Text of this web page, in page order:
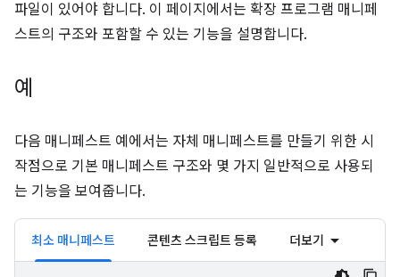
파일이 있어야 합니다. 이 페이지에서는 확장 프로그램 매니페
스트의 구조와 포함할 수 있는 기능을 설명합니다.
예
다음 매니페스트 예에서는 자체 매니페스트를 만들기 위한 시
작점으로 기본 매니페스트 구조와 몇 가지 일반적으로 사용되
는 기능을 보여줍니다.
최소 매니페스트 콘텐츠 스크립트 등록 더보기